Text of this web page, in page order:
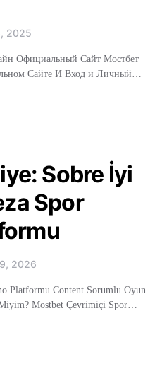
2025
Официальный Сайт Мостбет
Сайте И Вход и Личный…
Sobre İyi
Spor
2026
Platformu Content Sorumlu Oyun
Mostbet Çevrimiçi Spor…